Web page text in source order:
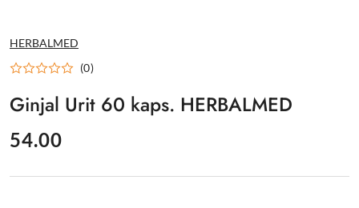
NAZWA
PRODUCENTA:
HERBALMED
(0)
Ginjal Urit 60 kaps. HERBALMED
cena:
54.00